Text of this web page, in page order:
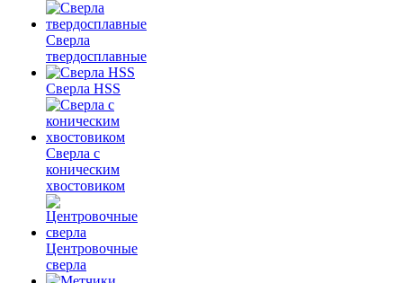
Сверла
твердосплавные
Сверла HSS
Сверла с
коническим
хвостовиком
Центровочные
сверла